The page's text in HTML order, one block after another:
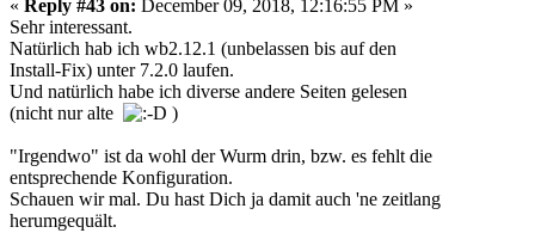
« Reply #43 on: December 09, 2018, 12:16:55 PM »
Sehr interessant.
Natürlich hab ich wb2.12.1 (unbelassen bis auf den
Install-Fix) unter 7.2.0 laufen.
Und natürlich habe ich diverse andere Seiten gelesen
(nicht nur alte
)
"Irgendwo" ist da wohl der Wurm drin, bzw. es fehlt die
entsprechende Konfiguration.
Schauen wir mal. Du hast Dich ja damit auch 'ne zeitlang
herumgequält.